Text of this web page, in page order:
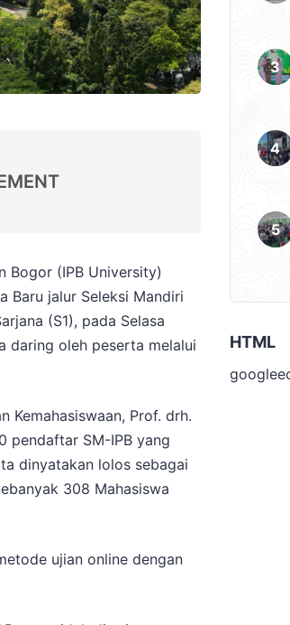
Bogor (IPB University)
Baru jalur Seleksi Mandiri
(S1), pada Selasa
daring oleh peserta melalui
Kemahasiswaan, Prof. drh.
pendaftar SM-IPB yang
dinyatakan lolos sebagai
308 Mahasiswa
ujian online dengan
HTML